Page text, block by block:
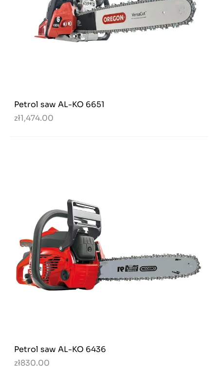
Petrol saw AL-KO 6651
zł1,474.00
Petrol saw AL-KO 6436
zł830.00